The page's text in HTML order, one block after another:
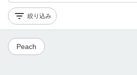
絞り込み
Peach